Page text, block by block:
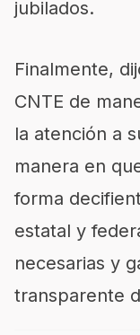
jubilados.
Finalmente,
CNTE de
la atención a
manera en
forma
estatal y
necesarias y
transparente